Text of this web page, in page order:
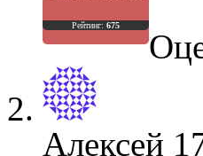
Рейтинг: 675
Алексей